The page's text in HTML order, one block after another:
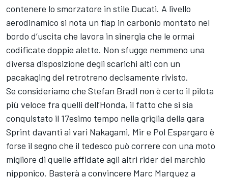
contenere lo smorzatore in stile Ducati. A livello
aerodinamico si nota un flap in carbonio montato nel
bordo d’uscita che lavora in sinergia che le ormai
codificate doppie alette. Non sfugge nemmeno una
diversa disposizione degli scarichi alti con un
pacakaging del retrotreno decisamente rivisto.
Se consideriamo che Stefan Bradl non è certo il pilota
più veloce fra quelli dell’Honda, il fatto che si sia
conquistato il 17esimo tempo nella griglia della gara
Sprint davanti ai vari Nakagami, Mir e Pol Espargaro è
forse il segno che il tedesco può correre con una moto
migliore di quelle affidate agli altri rider del marchio
nipponico. Basterà a convincere Marc Marquez a